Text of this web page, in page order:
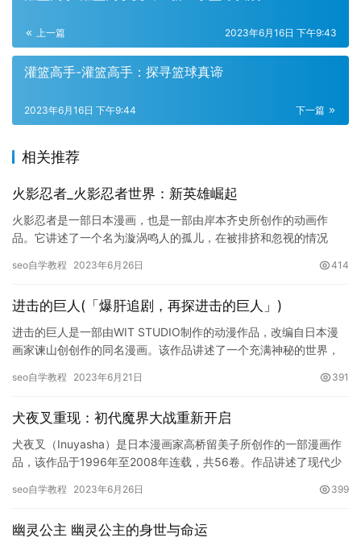
上一篇 2023年6月16日 下午9:43
灌篮高手-灌篮高手：探寻篮球真谛
下一篇
2023年6月16日 下午9:44
相关推荐
火影忍者_火影忍者世界：新英雄崛起
火影忍者是一部日本漫画，也是一部由岸本齐史所创作的动画作
品。它讲述了一个名为漩涡鸣人的孤儿，在被排挤和忽视的情况
拯救了世界…
seo自学教程 2023年6月26日 414
进击的巨人(「爆肝追剧，再探进击的巨人」)
进击的巨人是一部由WIT STUDIO制作的动漫作品，改编自日本漫
画家谏山创创作的同名漫画。该作品讲述了一个充满神秘的世界，
seo自学教程 2023年6月21日 391
犬夜叉重现：初代魔界大战重新开启
犬夜叉（Inuyasha）是日本漫画家高桥留美子所创作的一部漫画作
品，该作品于1996年至2008年连载，共56卷。作品讲述了现代少
seo自学教程 2023年6月26日 399
幽灵公主 幽灵公主的身世与命运